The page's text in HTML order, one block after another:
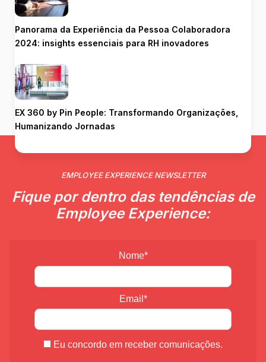
Panorama da Experiência da Pessoa Colaboradora
2024: insights essenciais para RH inovadores
EX 360 by Pin People: Transformando Organizações,
Humanizando Jornadas
EMPLOYEE EXPERIENCE NEWSLETTER
Fique por dentro das tendências de
Employee Experience:
Nome*
Email*
Eu concordo em receber comunicações.